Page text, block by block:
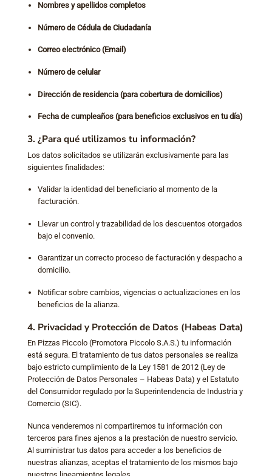
Nombres y apellidos completos
Número de Cédula de Ciudadanía
Correo electrónico (Email)
Número de celular
Dirección de residencia (para cobertura de domicilios)
Fecha de cumpleaños (para beneficios exclusivos en tu día)
3. ¿Para qué utilizamos tu información?
Los datos solicitados se utilizarán exclusivamente para las
siguientes finalidades:
Validar la identidad del beneficiario al momento de la
facturación.
Llevar un control y trazabilidad de los descuentos otorgados
bajo el convenio.
Garantizar un correcto proceso de facturación y despacho a
domicilio.
Notificar sobre cambios, vigencias o actualizaciones en los
beneficios de la alianza.
4. Privacidad y Protección de Datos (Habeas Data)
En Pizzas Piccolo (Promotora Piccolo S.A.S.) tu información
está segura. El tratamiento de tus datos personales se realiza
bajo estricto cumplimiento de la Ley 1581 de 2012 (Ley de
Protección de Datos Personales – Habeas Data) y el Estatuto
del Consumidor regulado por la Superintendencia de Industria y
Comercio (SIC).
Nunca venderemos ni compartiremos tu información con
terceros para fines ajenos a la prestación de nuestro servicio.
Al suministrar tus datos para acceder a los beneficios de
nuestras alianzas, aceptas el tratamiento de los mismos bajo